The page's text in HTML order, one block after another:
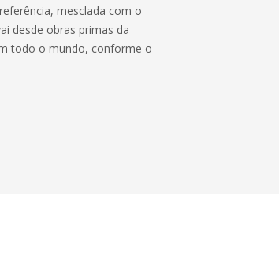
mesclada com o
desde obras primas da
todo o mundo, conforme o